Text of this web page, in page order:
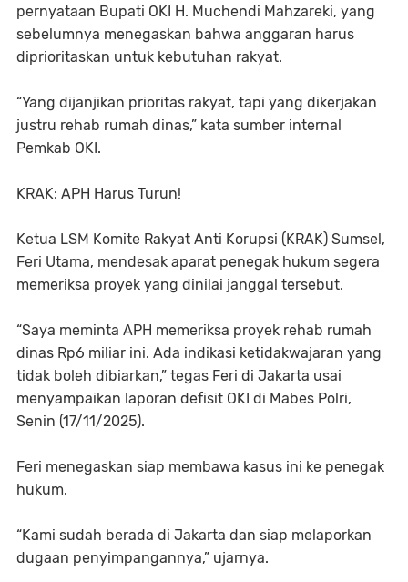
pernyataan Bupati OKI H. Muchendi Mahzareki, yang
sebelumnya menegaskan bahwa anggaran harus
diprioritaskan untuk kebutuhan rakyat.
“Yang dijanjikan prioritas rakyat, tapi yang dikerjakan
justru rehab rumah dinas,” kata sumber internal
Pemkab OKI.
KRAK: APH Harus Turun!
Ketua LSM Komite Rakyat Anti Korupsi (KRAK) Sumsel,
Feri Utama, mendesak aparat penegak hukum segera
memeriksa proyek yang dinilai janggal tersebut.
“Saya meminta APH memeriksa proyek rehab rumah
dinas Rp6 miliar ini. Ada indikasi ketidakwajaran yang
tidak boleh dibiarkan,” tegas Feri di Jakarta usai
menyampaikan laporan defisit OKI di Mabes Polri,
Senin (17/11/2025).
Feri menegaskan siap membawa kasus ini ke penegak
hukum.
“Kami sudah berada di Jakarta dan siap melaporkan
dugaan penyimpangannya,” ujarnya.